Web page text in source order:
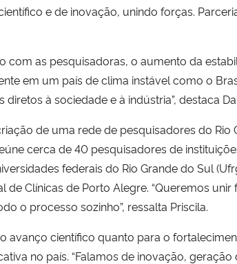
e de inovação, unindo forças.
com as pesquisadoras, o aumento da
em um país de clima instável como o
à sociedade e à indústria”, destaca
de uma rede de pesquisadores do Rio
cerca de 40 pesquisadores de
federais do Rio Grande do Sul
de Clínicas de Porto Alegre. “Queremos
o processo sozinho”, ressalta Priscila.
científico quanto para o
no país. “Falamos de inovação,